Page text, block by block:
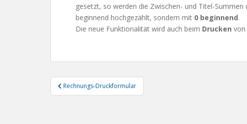
gesetzt, so werden die Zwischen- und Titel-
beginnend hochgezählt, sondern mit 0 beginnend.
Die neue Funktionalität wird auch beim Drucken von
Beitragsnavigation
Rechnungs-Druckformular